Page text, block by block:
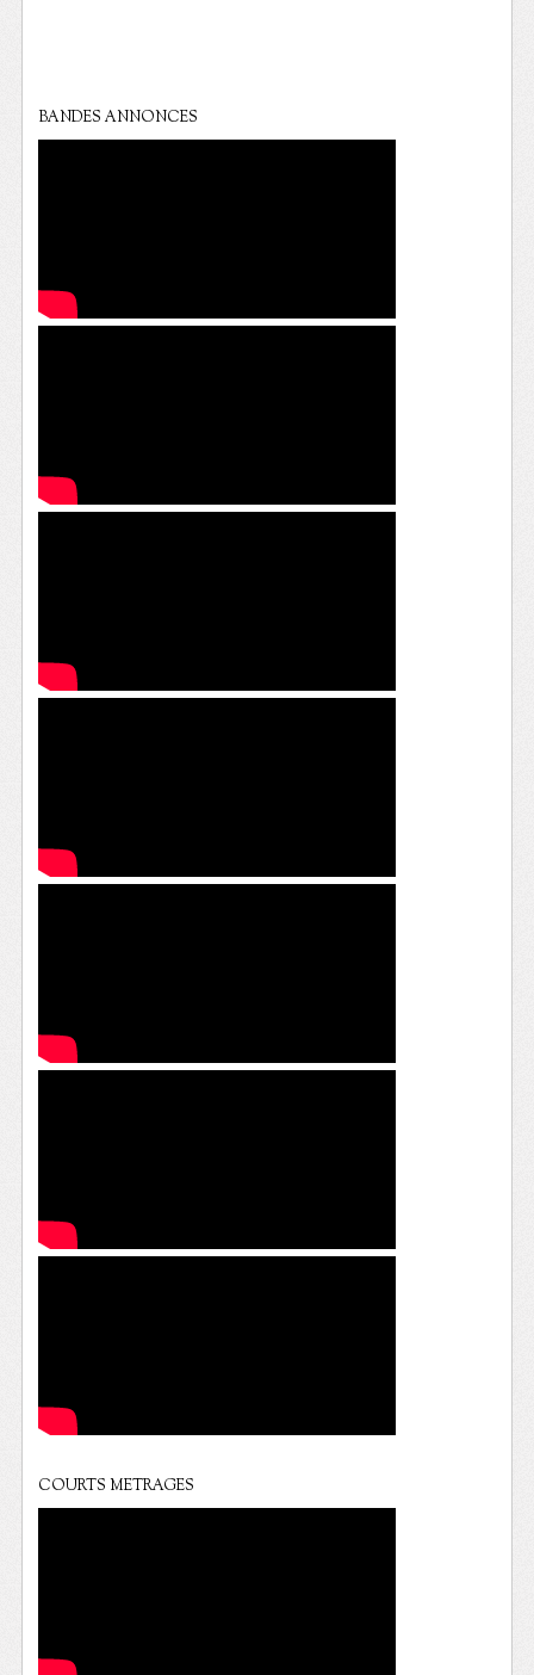
BANDES ANNONCES
COURTS METRAGES